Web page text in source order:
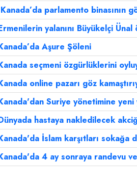
Kanada’da parlamento binasının
yalanını Büyükelçi Ünal
Aşure Şöleni
seçmeni özgürlüklerini
online pazarı göz
Suriye yönetimine yeni
hastaya nakledilecek
İslam karşıtları sokağa
4 ay sonraya randevu